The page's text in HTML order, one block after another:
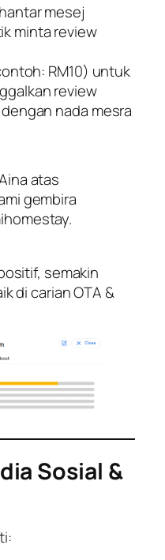
mesej
minta review
RM10) untuk
review
nada mesra
atas
gembira
semakin
di carian OTA &
Sosial &